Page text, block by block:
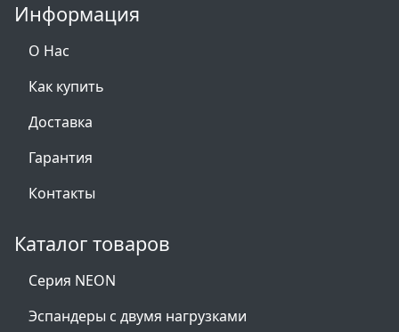
Информация
О Нас
Как купить
Доставка
Гарантия
Контакты
Каталог товаров
Серия NEON
Эспандеры с двумя нагрузками